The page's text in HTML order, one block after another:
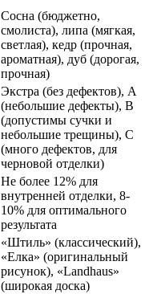
Сосна (бюджетно,
смолиста), липа (мягкая,
светлая), кедр (прочная,
ароматная), дуб (дорогая,
прочная)
Экстра (без дефектов), А
(небольшие дефекты), В
(допустимы сучки и
небольшие трещины), С
(много дефектов, для
черновой отделки)
Не более 12% для
внутренней отделки, 8-
10% для оптимального
результата
«Штиль» (классический),
«Елка» (оригинальный
рисунок), «Landhaus»
(широкая доска)